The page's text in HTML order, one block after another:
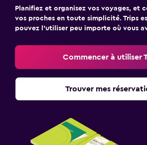
Planifiez et organisez vos voyages, et
vos proches en toute simplicité. Trips
pouvez l’utiliser peu importe où vous
Commencer à utiliser
Trouver mes